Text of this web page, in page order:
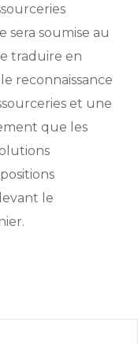
soumise au
traduire en
reconnaissance
et une
que les
le